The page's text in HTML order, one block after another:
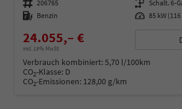
Fahrzeugnummer 206765 Getriebe Schalt. 6-
Kraftstoff Benzin Leistung 85 kW (116
24.055,– €
incl. 19% MwSt.
Verbrauch kombiniert:5,70 l/100km
CO2-Klasse: D
CO2-Emissionen: 128,00 g/km